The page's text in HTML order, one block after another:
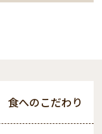
食へのこだわり